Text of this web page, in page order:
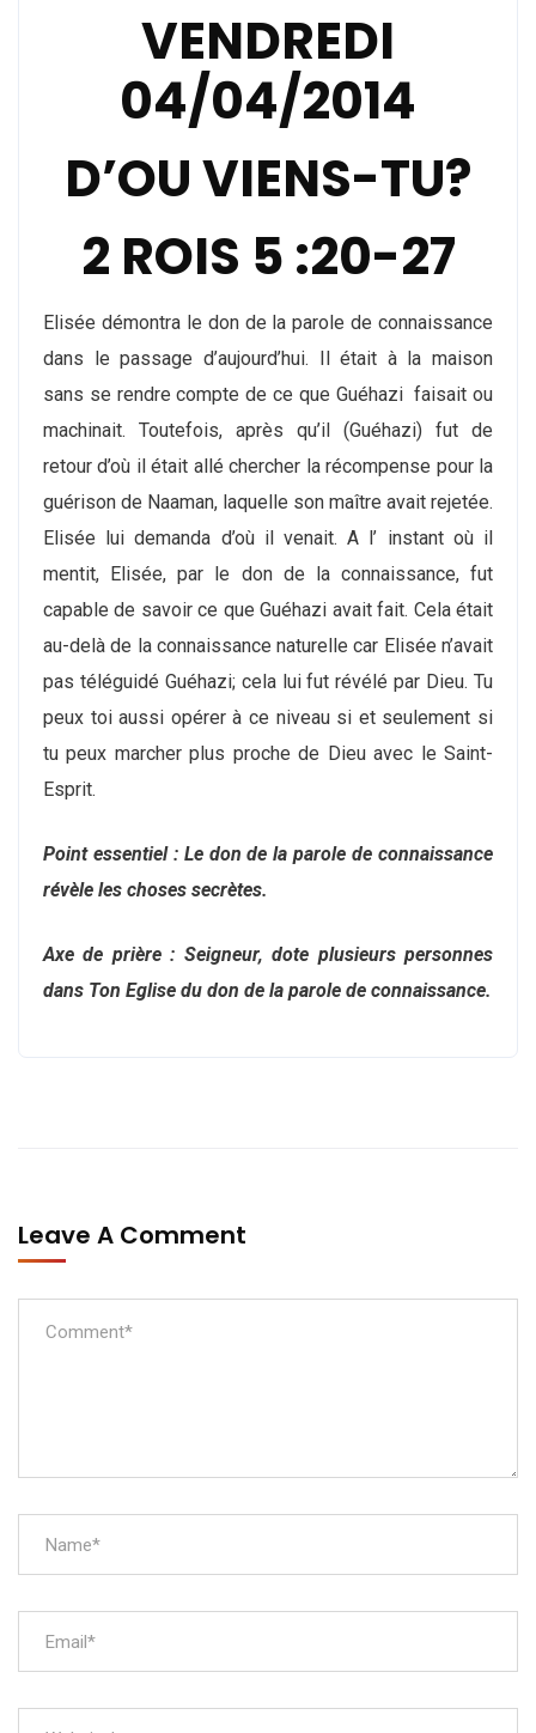
VENDREDI
04/04/2014
D’OU VIENS-TU?
2 ROIS 5 :20-27
Elisée démontra le don de la parole de connaissance
dans le passage d’aujourd’hui. Il était à la maison
sans se rendre compte de ce que Guéhazi faisait ou
machinait. Toutefois, après qu’il (Guéhazi) fut de
retour d’où il était allé chercher la récompense pour la
guérison de Naaman, laquelle son maître avait rejetée.
Elisée lui demanda d’où il venait. A l’ instant où il
mentit, Elisée, par le don de la connaissance, fut
capable de savoir ce que Guéhazi avait fait. Cela était
au-delà de la connaissance naturelle car Elisée n’avait
pas téléguidé Guéhazi; cela lui fut révélé par Dieu. Tu
peux toi aussi opérer à ce niveau si et seulement si
tu peux marcher plus proche de Dieu avec le Saint-
Esprit.
Point essentiel : Le don de la parole de connaissance
révèle les choses secrètes.
Axe de prière : Seigneur, dote plusieurs personnes
dans Ton Eglise du don de la parole de connaissance.
Leave A Comment